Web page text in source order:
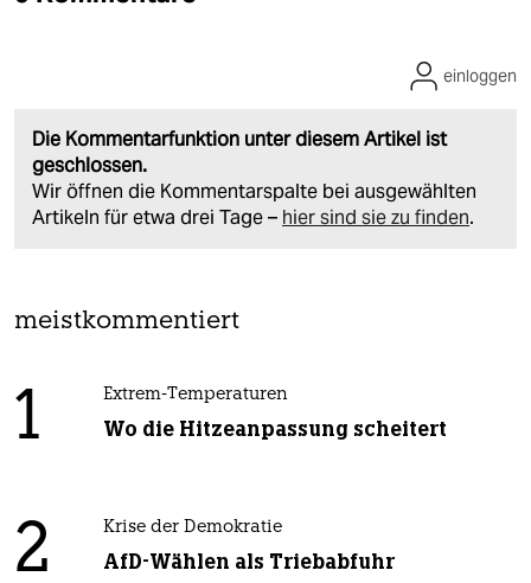
Die Kommentarfunktion unter diesem Artikel ist
geschlossen.
Wir öffnen die Kommentarspalte bei ausgewählten
Artikeln für etwa drei Tage – hier sind sie zu finden.
einloggen
meistkommentiert
1 Extrem-Temperaturen
Wo die Hitzeanpassung scheitert
2 Krise der Demokratie
AfD-Wählen als Triebabfuhr